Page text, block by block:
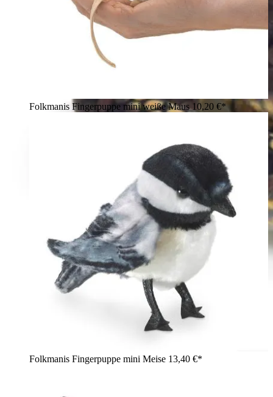
Folkmanis Fingerpuppe mini weiße Maus10,20 €*
Folkmanis Fingerpuppe mini Meise 13,40 €*